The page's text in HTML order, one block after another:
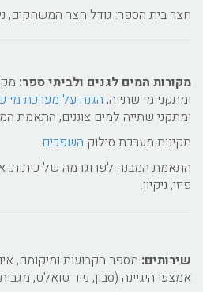
חצר בית הספר: גודל חצר המשחקים,
מקורות המים לגנים ולביתי ספר:
ומתקני מי שתייה, הגנה על מערכת מי
ומתקני שתייה למים צוננים, התאמת
תקינות מערכת סילוק השפכים.
התאמת המבנה לפרוגרמה של כיתות:
פיזי, ניקיון.
שירותים: מספר הקבועות ומיקומם,
אמצעי היגיינה (סבון, נייר טואלט, מגבות